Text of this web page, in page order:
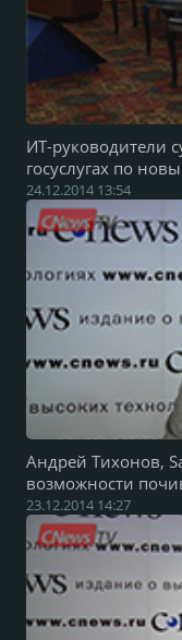
ИТ-руководители
госуслугах по
24.12.2014 13:54
Андрей Тихонов,
возможности
23.12.2014 14:27